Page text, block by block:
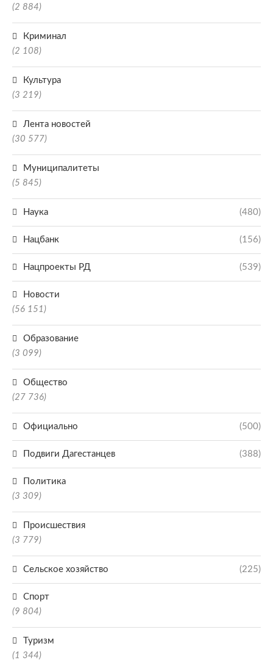
(2 884)
Криминал
(2 108)
Культура
(3 219)
Лента новостей
(30 577)
Муниципалитеты
(5 845)
Наука (480)
Нацбанк (156)
Нацпроекты РД (539)
Новости
(56 151)
Образование
(3 099)
Общество
(27 736)
Официально (500)
Подвиги Дагестанцев (388)
Политика
(3 309)
Происшествия
(3 779)
Сельское хозяйство (225)
Спорт
(9 804)
Туризм
(1 344)